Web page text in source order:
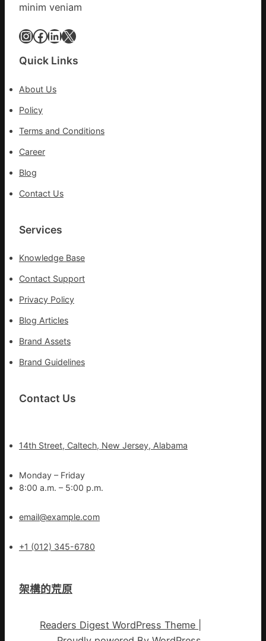
minim veniam
InstagramFacebook LinkedIn X
Quick Links
About Us
Policy
Terms and Conditions
Career
Blog
Contact Us
Services
Knowledge Base
Contact Support
Privacy Policy
Blog Articles
Brand Assets
Brand Guidelines
Contact Us
14th Street, Caltech, New Jersey, Alabama
Monday – Friday
8:00 a.m. – 5:00 p.m.
email@example.com
+1 (012) 345-6780
架構的荒原
Readers Digest WordPress Theme